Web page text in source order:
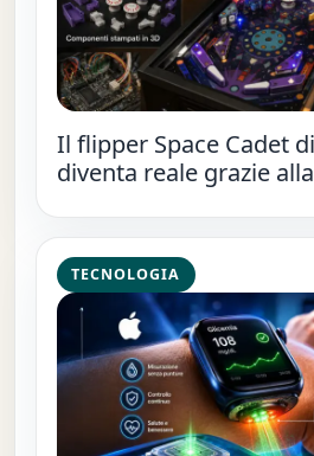
Il flipper Space Cadet
diventa reale grazie
TECNOLOGIA